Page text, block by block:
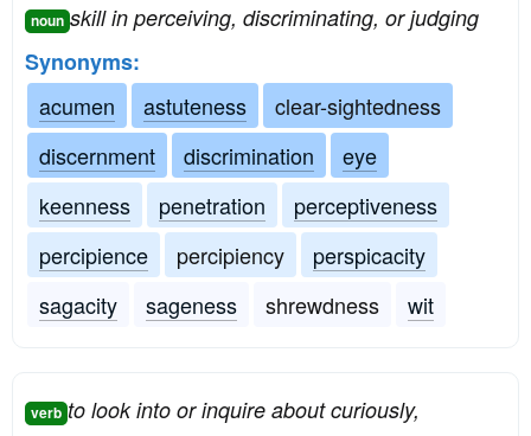
noun skill in perceiving, discriminating, or judging
Synonyms:
acumen
astuteness
clear-sightedness
discernment
discrimination
eye
keenness
penetration
perceptiveness
percipience
percipiency
perspicacity
sagacity
sageness shrewdness wit
verb to look into or inquire about curiously,